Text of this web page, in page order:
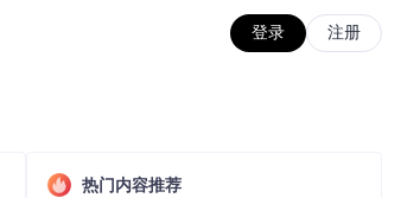
登录 注册
热门内容推荐